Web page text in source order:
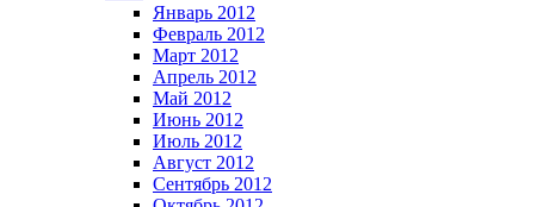
Январь 2012
Февраль 2012
Март 2012
Апрель 2012
Май 2012
Июнь 2012
Июль 2012
Август 2012
Сентябрь 2012